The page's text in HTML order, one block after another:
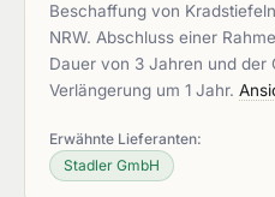
Beschaffung von
NRW. Abschluss einer
Dauer von 3 Jahren und der
Verlängerung um 1 Jahr.
Erwähnte Lieferanten:
Stadler GmbH